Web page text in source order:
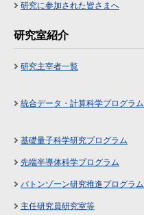
研究に参加された皆さまへ
研究室紹介
研究主宰者一覧
統合データ・計算科学プログラム
基礎量子科学研究プログラム
先端半導体科学プログラム
バトンゾーン研究推進プログラム
主任研究員研究室等